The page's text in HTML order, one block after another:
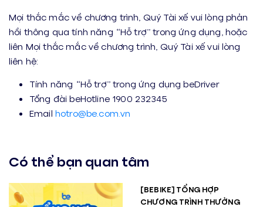
Mọi thắc mắc về chương trình, Quý Tài xế vui lòng phản
hồi thông qua tính năng “Hỗ trợ” trong ứng dụng, hoặc
liên Mọi thắc mắc về chương trình, Quý Tài xế vui lòng
liên hệ:
Tính năng “Hỗ trợ” trong ứng dụng beDriver
Tổng đài beHotline 1900 232345
Email hotro@be.com.vn
Có thể bạn quan tâm
[BEBIKE] TỔNG HỢP
CHƯƠNG TRÌNH THƯỞNG